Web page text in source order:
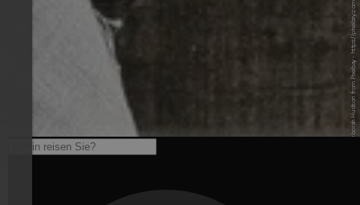
© Image by Deborah Hudson from Pixabay - https://pixabay.com